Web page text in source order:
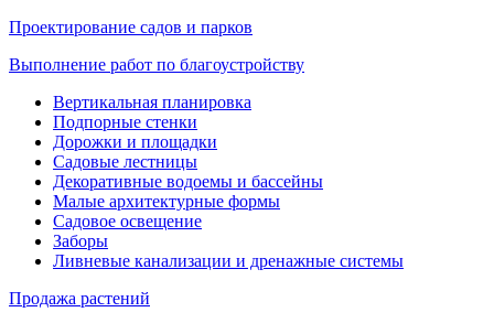
Проектирование садов и парков
Выполнение работ по благоустройству
Вертикальная планировка
Подпорные стенки
Дорожки и площадки
Садовые лестницы
Декоративные водоемы и бассейны
Малые архитектурные формы
Садовое освещение
Заборы
Ливневые канализации и дренажные системы
Продажа растений